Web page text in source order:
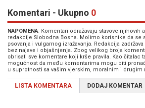
Komentari - Ukupno 0
NAPOMENA: Komentari odražavaju stavove njihovih
redakcije Slobodna Bosna. Molimo korisnike da se
psovanja i vulgarnog izražavanja. Redakcija
bez najave i objašnjenja. Zbog velikog broja
obrisati sve komentare koji krše pravila. Kao čitalac
mogućnost da među komentarima mogu biti
u suprotnosti sa vašim vjerskim, moralnim i drugim
LISTA KOMENTARA DODAJ KOMENTAR